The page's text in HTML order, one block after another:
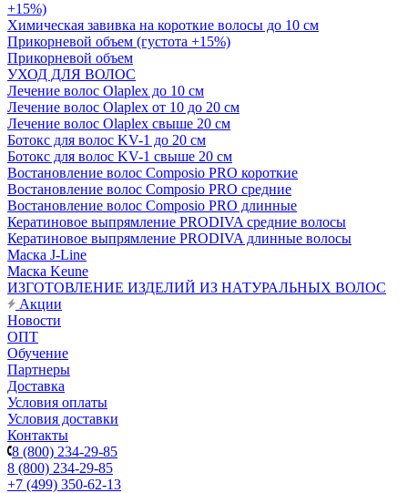
+15%)
Химическая завивка на короткие волосы до 10 см
Прикорневой объем (густота +15%)
Прикорневой объем
УХОД ДЛЯ ВОЛОС
Лечение волос Olapleх до 10 см
Лечение волос Olapleх от 10 до 20 см
Лечение волос Olapleх свыше 20 см
Ботокс для волос KV-1 до 20 см
Ботокс для волос KV-1 свыше 20 см
Востановление волос Composio PRO короткие
Востановление волос Composio PRO средние
Востановление волос Composio PRO длинные
Кератиновое выпрямление PRODIVA средние волосы
Кератиновое выпрямление PRODIVA длинные волосы
Маска J-Line
Маска Keune
ИЗГОТОВЛЕНИЕ ИЗДЕЛИЙ ИЗ НАТУРАЛЬНЫХ ВОЛОС
Акции
Новости
ОПТ
Обучение
Партнеры
Доставка
Условия оплаты
Условия доставки
Контакты
8 (800) 234-29-85
8 (800) 234-29-85
+7 (499) 350-62-13